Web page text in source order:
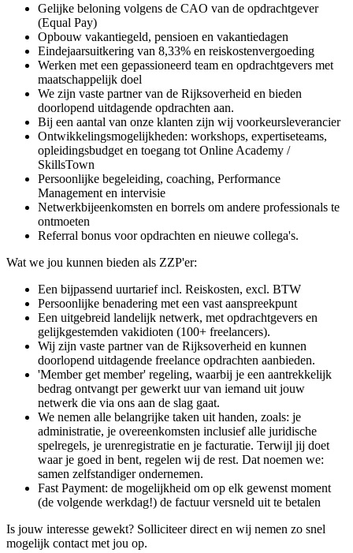
Gelijke beloning volgens de CAO van de opdrachtgever
(Equal Pay)
Opbouw vakantiegeld, pensioen en vakantiedagen
Eindejaarsuitkering van 8,33% en reiskostenvergoeding
Werken met een gepassioneerd team en opdrachtgevers met
maatschappelijk doel
We zijn vaste partner van de Rijksoverheid en bieden
doorlopend uitdagende opdrachten aan.
Bij een aantal van onze klanten zijn wij voorkeursleverancier
Ontwikkelingsmogelijkheden: workshops, expertiseteams,
opleidingsbudget en toegang tot Online Academy /
SkillsTown
Persoonlijke begeleiding, coaching, Performance
Management en intervisie
Netwerkbijeenkomsten en borrels om andere professionals te
ontmoeten
Referral bonus voor opdrachten en nieuwe collega's.
Wat we jou kunnen bieden als ZZP'er:
Een bijpassend uurtarief incl. Reiskosten, excl. BTW
Persoonlijke benadering met een vast aanspreekpunt
Een uitgebreid landelijk netwerk, met opdrachtgevers en
gelijkgestemden vakidioten (100+ freelancers).
Wij zijn vaste partner van de Rijksoverheid en kunnen
doorlopend uitdagende freelance opdrachten aanbieden.
'Member get member' regeling, waarbij je een aantrekkelijk
bedrag ontvangt per gewerkt uur van iemand uit jouw
netwerk die via ons aan de slag gaat.
We nemen alle belangrijke taken uit handen, zoals: je
administratie, je overeenkomsten inclusief alle juridische
spelregels, je urenregistratie en je facturatie. Terwijl jij doet
waar je goed in bent, regelen wij de rest. Dat noemen we:
samen zelfstandiger ondernemen.
Fast Payment: de mogelijkheid om op elk gewenst moment
(de volgende werkdag!) de factuur versneld uit te betalen
Is jouw interesse gewekt? Solliciteer direct en wij nemen zo snel
mogelijk contact met jou op.